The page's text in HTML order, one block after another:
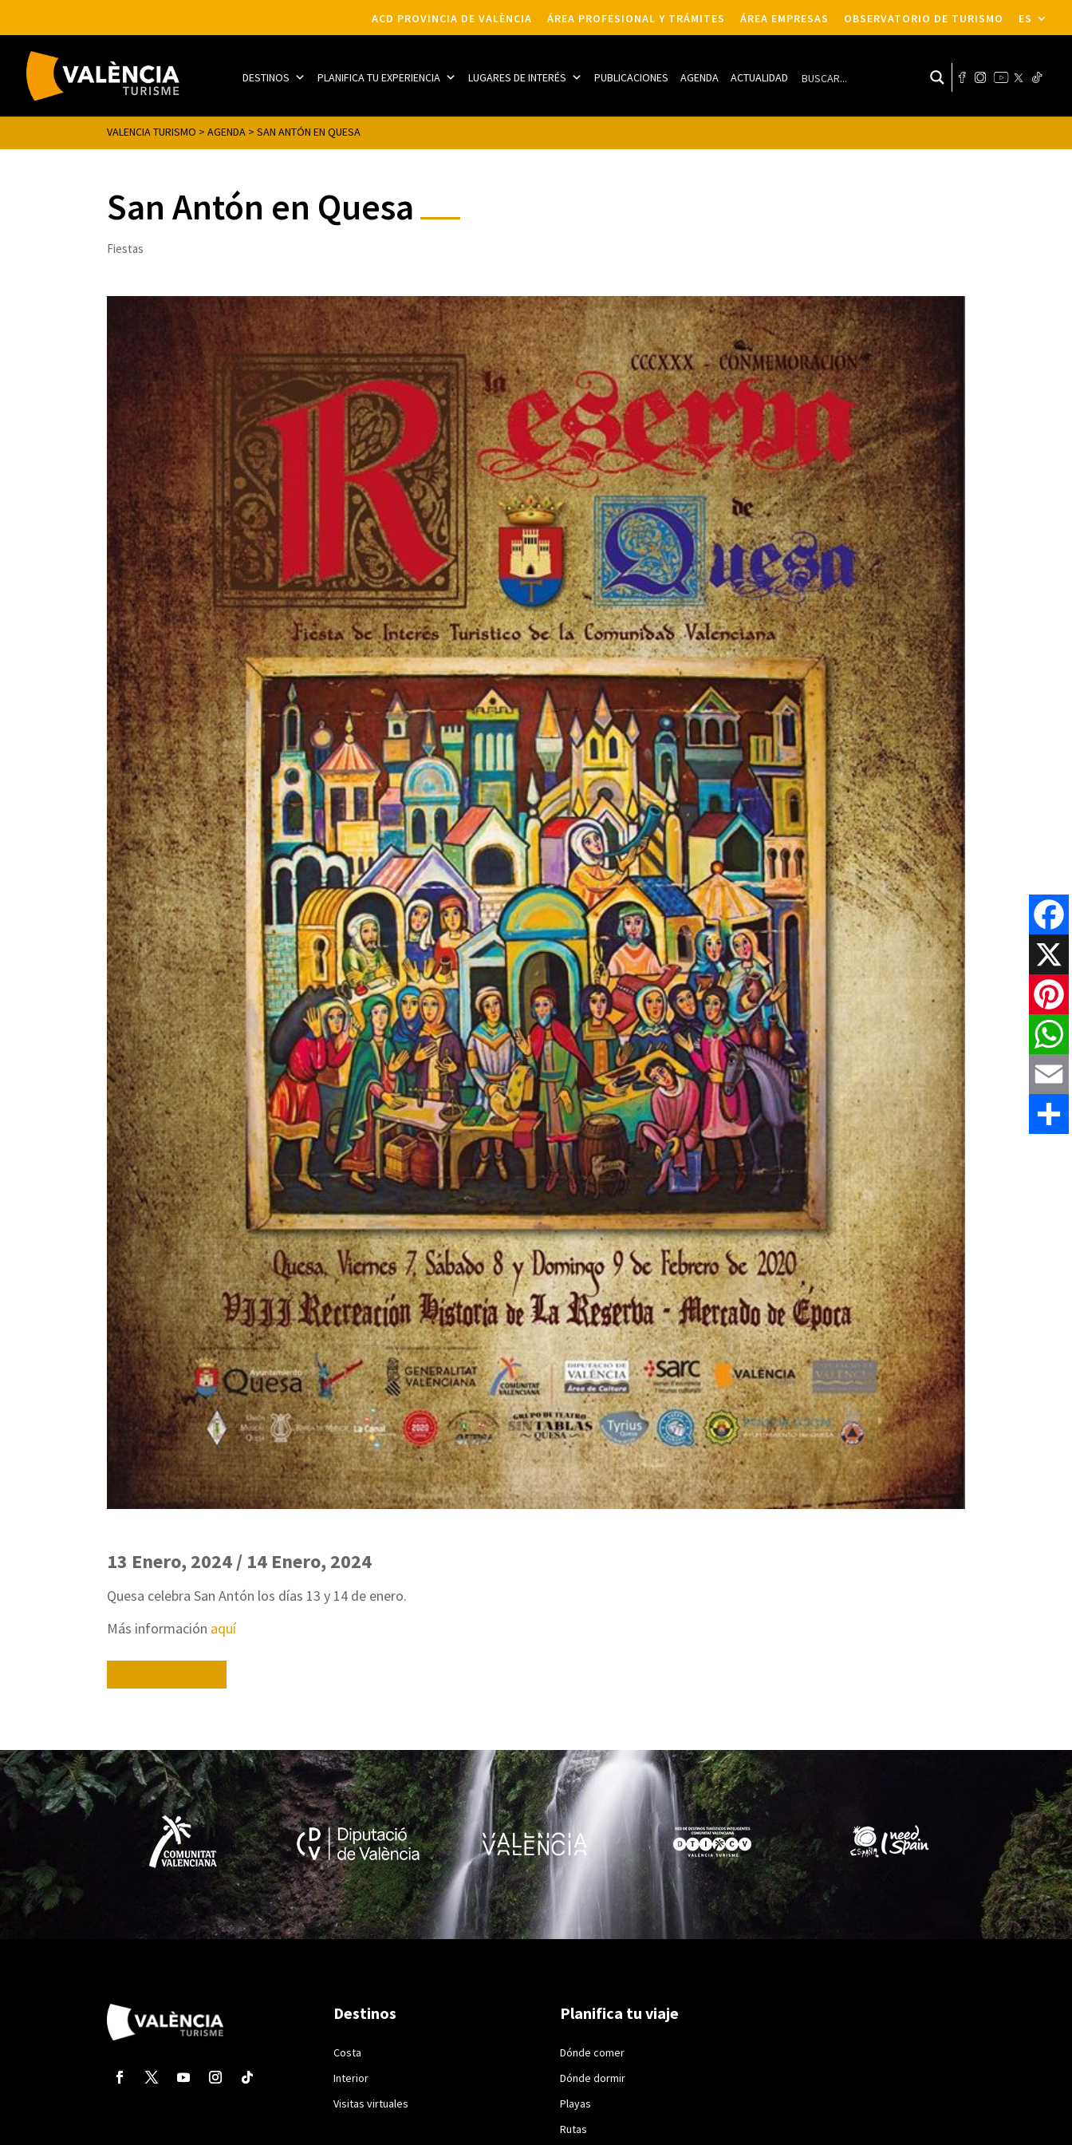
ACD PROVINCIA DE VALÈNCIA ÁREA PROFESIONAL Y TRÁMITES ÁREA EMPRESAS OBSERVATORIO DE TURISMO ES
DESTINOS PLANIFICA TU EXPERIENCIA LUGARES DE INTERÉS PUBLICACIONES AGENDA ACTUALIDAD
VALENCIA TURISMO >AGENDA >SAN ANTÓN EN QUESA
San Antón en Quesa
Fiestas
13 Enero, 2024 / 14 Enero, 2024
Quesa celebra San Antón los días 13 y 14 de enero.
Más información aquí
Destinos
Costa
Interior
Visitas virtuales
Planifica tu viaje
Dónde comer
Dónde dormir
Playas
Rutas
X
Email